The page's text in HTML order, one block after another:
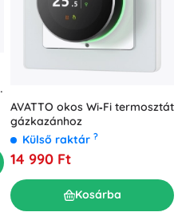
AVATTO okos Wi‑Fi termosztát
gázkazánhoz
Külső raktár ?
14 990 Ft
Kosárba